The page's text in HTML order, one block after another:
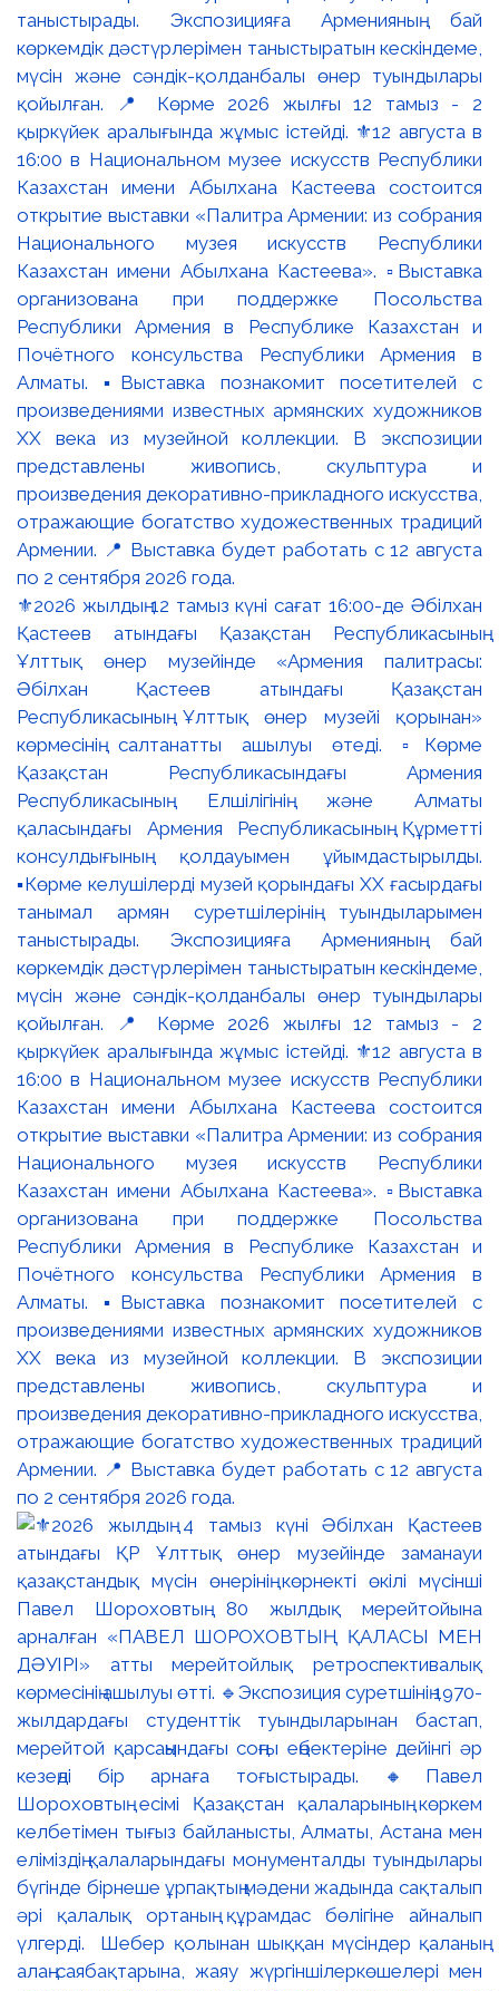
⚜️2026 жылдың 12 тамыз күні сағат 16:00-де Әбілхан
Қастеев атындағы Қазақстан Республикасының
Ұлттық өнер музейінде «Армения палитрасы:
Әбілхан Қастеев атындағы Қазақстан
Республикасының Ұлттық өнер музейі қорынан»
көрмесінің салтанатты ашылуы өтеді. ▫️Көрме
Қазақстан Республикасындағы Армения
Республикасының Елшілігінің және Алматы
қаласындағы Армения Республикасының Құрметті
консулдығының қолдауымен ұйымдастырылды.
▪️Көрме келушілерді музей қорындағы ХХ ғасырдағы
танымал армян суретшілерінің туындыларымен
таныстырады. Экспозицияға Арменияның бай
көркемдік дәстүрлерімен таныстыратын кескіндеме,
мүсін және сәндік-қолданбалы өнер туындылары
қойылған. 📍 Көрме 2026 жылғы 12 тамыз - 2
қыркүйек аралығында жұмыс істейді. ⚜️12 августа в
16:00 в Национальном музее искусств Республики
Казахстан имени Абылхана Кастеева состоится
открытие выставки «Палитра Армении: из собрания
Национального музея искусств Республики
Казахстан имени Абылхана Кастеева». ▫️Выставка
организована при поддержке Посольства
Республики Армения в Республике Казахстан и
Почётного консульства Республики Армения в
Алматы. ▪️Выставка познакомит посетителей с
произведениями известных армянских художников
XX века из музейной коллекции. В экспозиции
представлены живопись, скульптура и
произведения декоративно-прикладного искусства,
отражающие богатство художественных традиций
Армении. 📍 Выставка будет работать с 12 августа
по 2 сентября 2026 года.